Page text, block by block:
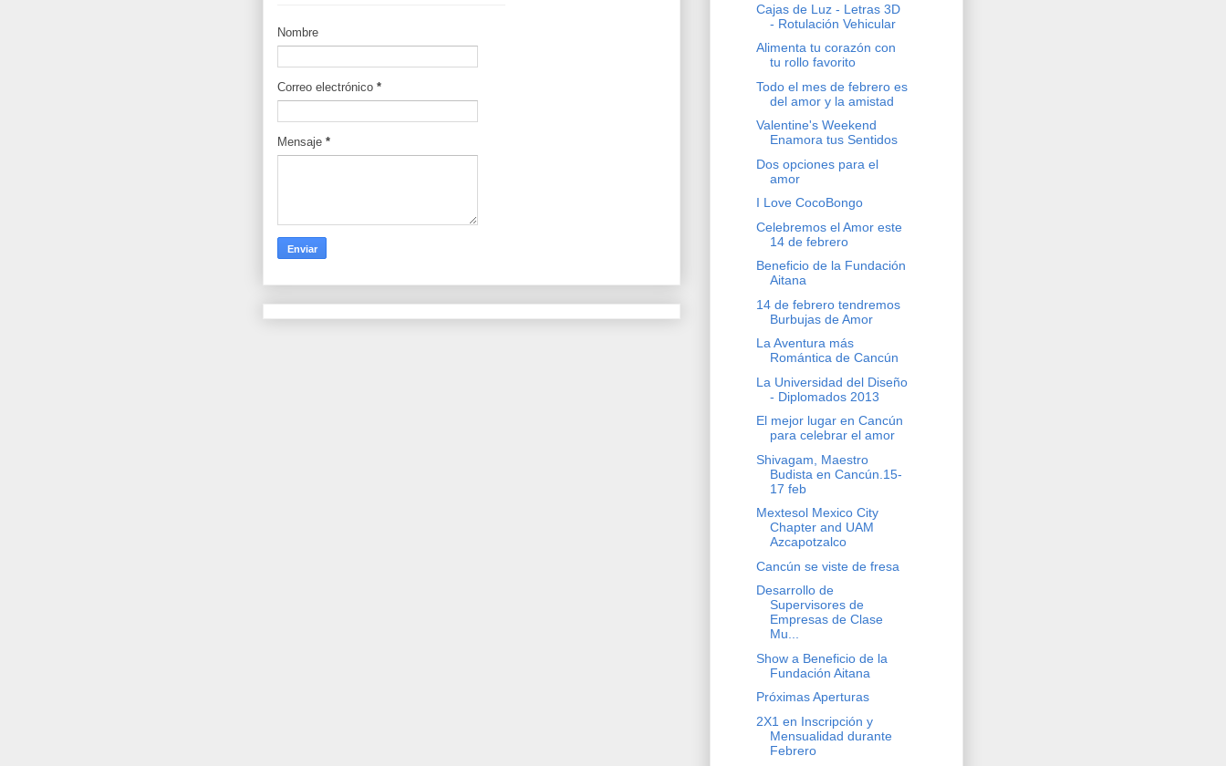
Nombre
Correo electrónico *
Mensaje *
Cajas de Luz - Letras 3D
- Rotulación Vehicular
Alimenta tu corazón con
tu rollo favorito
Todo el mes de febrero es
del amor y la amistad
Valentine's Weekend
Enamora tus Sentidos
Dos opciones para el
amor
I Love CocoBongo
Celebremos el Amor este
14 de febrero
Beneficio de la Fundación
Aitana
14 de febrero tendremos
Burbujas de Amor
La Aventura más
Romántica de Cancún
La Universidad del Diseño
- Diplomados 2013
El mejor lugar en Cancún
para celebrar el amor
Shivagam, Maestro
Budista en Cancún.15-
17 feb
Mextesol Mexico City
Chapter and UAM
Azcapotzalco
Cancún se viste de fresa
Desarrollo de
Supervisores de
Empresas de Clase
Mu...
Show a Beneficio de la
Fundación Aitana
Próximas Aperturas
2X1 en Inscripción y
Mensualidad durante
Febrero